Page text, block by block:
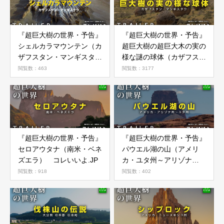
『超巨大樹の世界・予告』
シェルカラマウンテン（カ
ザフスタン・マンギスタ
ウ） コレいいよ.JP
閲覧数：463
『超巨大樹の世界・予告』
超巨大樹の超巨大木の実の
様な謎の球体（カザフスタ
ン・マンギスタウ） コレ
いいよ.JP
閲覧数：3177
『超巨大樹の世界・予告』
セロアウタナ（南米・ベネ
ズエラ） コレいいよ.JP
閲覧数：918
『超巨大樹の世界・予告』
パウエル湖の山（アメリ
カ・ユタ州～アリゾナ
州） コレいいよ.JP
閲覧数：402